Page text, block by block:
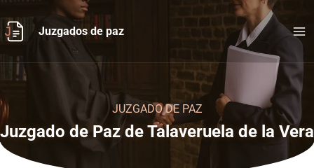
al
contenido
Juzgados de paz
JUZGADO DE PAZ
Juzgado de Paz de Talaveruela de la Vera